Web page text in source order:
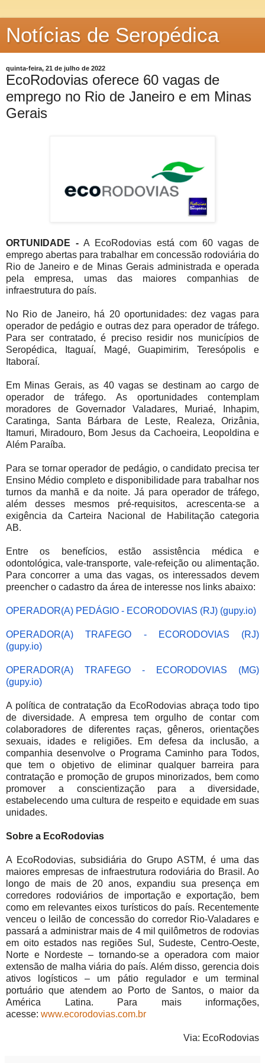
Notícias de Seropédica
quinta-feira, 21 de julho de 2022
EcoRodovias oferece 60 vagas de
emprego no Rio de Janeiro e em Minas
Gerais
ORTUNIDADE -A EcoRodovias está com 60 vagas de
emprego abertas para trabalhar em concessão rodoviária do
Rio de Janeiro e de Minas Gerais administrada e operada
pela empresa, umas das maiores companhias de
infraestrutura do país.
No Rio de Janeiro, há 20 oportunidades: dez vagas para
operador de pedágio e outras dez para operador de tráfego.
Para ser contratado, é preciso residir nos municípios de
Seropédica, Itaguaí, Magé, Guapimirim, Teresópolis e
Itaboraí.
Em Minas Gerais, as 40 vagas se destinam ao cargo de
operador de tráfego. As oportunidades contemplam
moradores de Governador Valadares, Muriaé, Inhapim,
Caratinga, Santa Bárbara de Leste, Realeza, Orizânia,
Itamuri, Miradouro, Bom Jesus da Cachoeira, Leopoldina e
Além Paraíba.
Para se tornar operador de pedágio, o candidato precisa ter
Ensino Médio completo e disponibilidade para trabalhar nos
turnos da manhã e da noite. Já para operador de tráfego,
além desses mesmos pré-requisitos, acrescenta-se a
exigência da Carteira Nacional de Habilitação categoria
AB.
Entre os benefícios, estão assistência médica e
odontológica, vale-transporte, vale-refeição ou alimentação.
Para concorrer a uma das vagas, os interessados devem
preencher o cadastro da área de interesse nos links abaixo:
OPERADOR(A) PEDÁGIO - ECORODOVIAS (RJ) (gupy.io)
OPERADOR(A) TRAFEGO - ECORODOVIAS (RJ)
(gupy.io)
OPERADOR(A) TRAFEGO - ECORODOVIAS (MG)
(gupy.io)
A política de contratação da EcoRodovias abraça todo tipo
de diversidade. A empresa tem orgulho de contar com
colaboradores de diferentes raças, gêneros, orientações
sexuais, idades e religiões. Em defesa da inclusão, a
companhia desenvolve o Programa Caminho para Todos,
que tem o objetivo de eliminar qualquer barreira para
contratação e promoção de grupos minorizados, bem como
promover a conscientização para a diversidade,
estabelecendo uma cultura de respeito e equidade em suas
unidades.
Sobre a EcoRodovias
A EcoRodovias, subsidiária do Grupo ASTM, é uma das
maiores empresas de infraestrutura rodoviária do Brasil. Ao
longo de mais de 20 anos, expandiu sua presença em
corredores rodoviários de importação e exportação, bem
como em relevantes eixos turísticos do país. Recentemente
venceu o leilão de concessão do corredor Rio-Valadares e
passará a administrar mais de 4 mil quilômetros de rodovias
em oito estados nas regiões Sul, Sudeste, Centro-Oeste,
Norte e Nordeste – tornando-se a operadora com maior
extensão de malha viária do país. Além disso, gerencia dois
ativos logísticos – um pátio regulador e um terminal
portuário que atendem ao Porto de Santos, o maior da
América Latina. Para mais informações,
acesse: www.ecorodovias.com.br
Via: EcoRodovias